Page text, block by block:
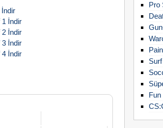
İndir
İndir
İndir
İndir
Pro